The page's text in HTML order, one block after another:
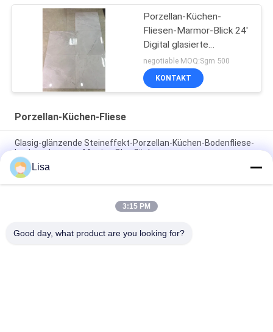
Porzellan-Küchen-
Fliesen-Marmor-Blick 24'
Digital glasierte
keramischer X 24' Wand-
Unterstützung
negotiable MOQ:Sgm 500
KONTAKT
Porzellan-Küchen-Fliese
Glasig-glänzende Steineffekt-Porzellan-Küchen-Bodenfliese-
konkave konvexe Muster-Oberfläche
Natur-Steinporzellan-Küchen-Keramikziegel Fliese/24x24 CER
Zertifikat
Porzellan-Küchen-Fliesen-/Marmor-Porzellan-Fliesen-Küchen-
Lisa
3:15 PM
Good day, what product are you looking for?